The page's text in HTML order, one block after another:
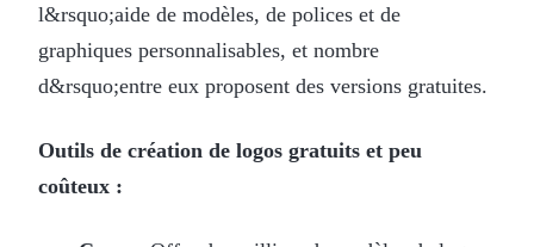
l&rsquo;aide de modèles, de polices et de
graphiques personnalisables, et nombre
d&rsquo;entre eux proposent des versions gratuites.
Outils de création de logos gratuits et peu
coûteux :